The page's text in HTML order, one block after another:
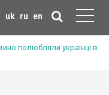
uk ru en
полюбляли українці в